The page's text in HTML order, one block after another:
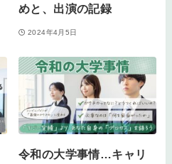
めと、出演の記録
2024年4月5日
令和の大学事情…キャリ